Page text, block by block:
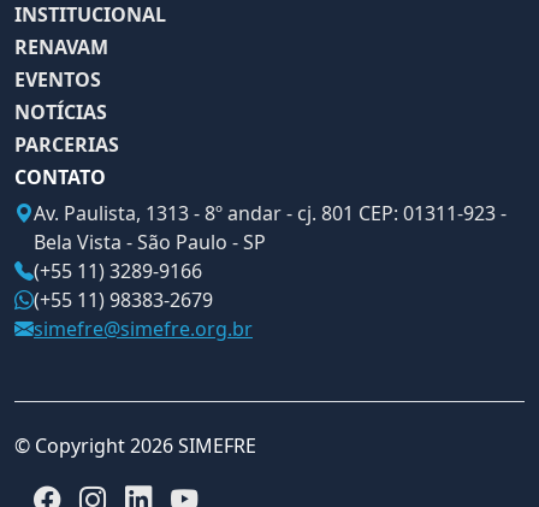
INSTITUCIONAL
RENAVAM
EVENTOS
NOTÍCIAS
PARCERIAS
CONTATO
Av. Paulista, 1313 - 8º andar - cj. 801 CEP: 01311-923 -
Bela Vista - São Paulo - SP
(+55 11) 3289-9166
(+55 11) 98383-2679
simefre@simefre.org.br
© Copyright 2026 SIMEFRE